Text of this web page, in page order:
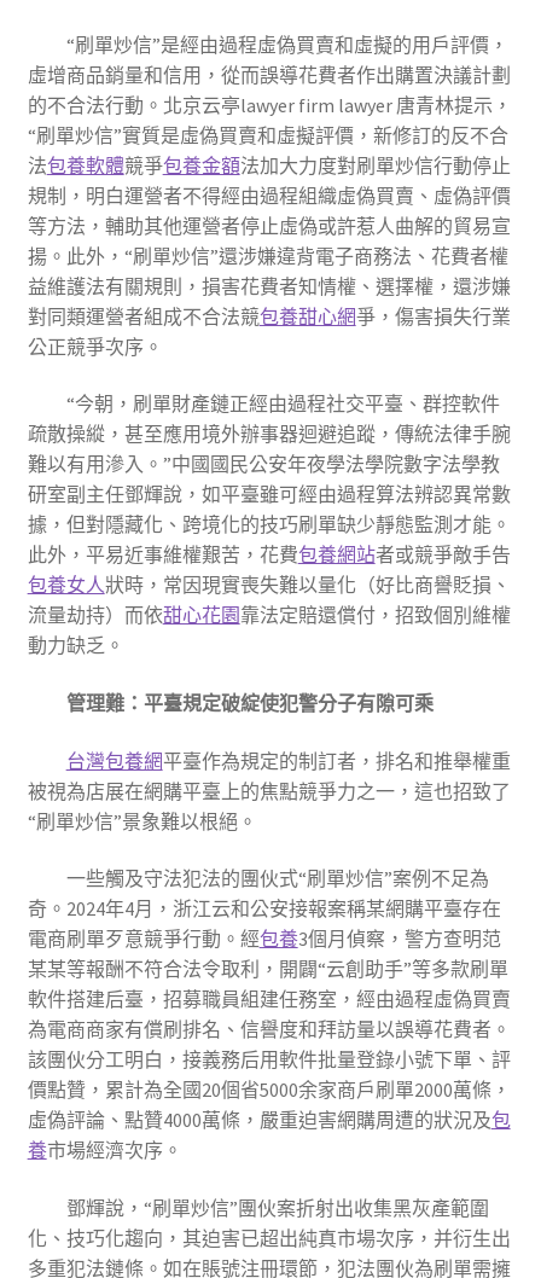
“刷單炒信”是經由過程虛偽買賣和虛擬的用戶評價，
虛增商品銷量和信用，從而誤導花費者作出購置決議計劃
的不合法行動。北京云亭lawyer firm lawyer 唐青林提示，
“刷單炒信”實質是虛偽買賣和虛擬評價，新修訂的反不合
法包養軟體競爭包養金額法加大力度對刷單炒信行動停止
規制，明白運營者不得經由過程組織虛偽買賣、虛偽評價
等方法，輔助其他運營者停止虛偽或許惹人曲解的貿易宣
揚。此外，“刷單炒信”還涉嫌違背電子商務法、花費者權
益維護法有關規則，損害花費者知情權、選擇權，還涉嫌
對同類運營者組成不合法競包養甜心網爭，傷害損失行業
公正競爭次序。
“今朝，刷單財產鏈正經由過程社交平臺、群控軟件
疏散操縱，甚至應用境外辦事器迴避追蹤，傳統法律手腕
難以有用滲入。”中國國民公安年夜學法學院數字法學教
研室副主任鄧輝說，如平臺雖可經由過程算法辨認異常數
據，但對隱藏化、跨境化的技巧刷單缺少靜態監測才能。
此外，平易近事維權艱苦，花費包養網站者或競爭敵手告
包養女人狀時，常因現實喪失難以量化（好比商譽貶損、
流量劫持）而依甜心花園靠法定賠還償付，招致個別維權
動力缺乏。
管理難：平臺規定破綻使犯警分子有隙可乘
台灣包養網平臺作為規定的制訂者，排名和推舉權重
被視為店展在網購平臺上的焦點競爭力之一，這也招致了
“刷單炒信”景象難以根絕。
一些觸及守法犯法的團伙式“刷單炒信”案例不足為
奇。2024年4月，浙江云和公安接報案稱某網購平臺存在
電商刷單歹意競爭行動。經包養3個月偵察，警方查明范
某某等報酬不符合法令取利，開闢“云創助手”等多款刷單
軟件搭建后臺，招募職員組建任務室，經由過程虛偽買賣
為電商商家有償刷排名、信譽度和拜訪量以誤導花費者。
該團伙分工明白，接義務后用軟件批量登錄小號下單、評
價點贊，累計為全國20個省5000余家商戶刷單2000萬條，
虛偽評論、點贊4000萬條，嚴重迫害網購周遭的狀況及包
養市場經濟次序。
鄧輝說，“刷單炒信”團伙案折射出收集黑灰產範圍
化、技巧化趨向，其迫害已超出純真市場次序，并衍生出
多重犯法鏈條。如在賬號注冊環節，犯法團伙為刷單需擁